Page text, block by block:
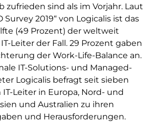
zufrieden sind als im Vorjahr. Laut
Survey 2019“ von Logicalis ist das
(49 Prozent) der weltweit
Leiter der Fall. 29 Prozent gaben
der Work-Life-Balance an.
IT-Solutions- und Managed-
Logicalis befragt seit sieben
Leiter in Europa, Nord- und
und Australien zu ihren
und Herausforderungen.